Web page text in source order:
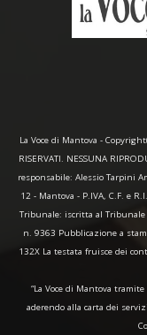
La Voce di Mantova -
RISERVATI. NESSUNA
responsabile: Alessio Tarpini
12 - Mantova - P.IVA, C.F. e
Tribunale: iscritta al
n. 9363 Pubblicazione a
132X La testata fruisce dei
“La Voce di Mantova
aderendo alla carta dei